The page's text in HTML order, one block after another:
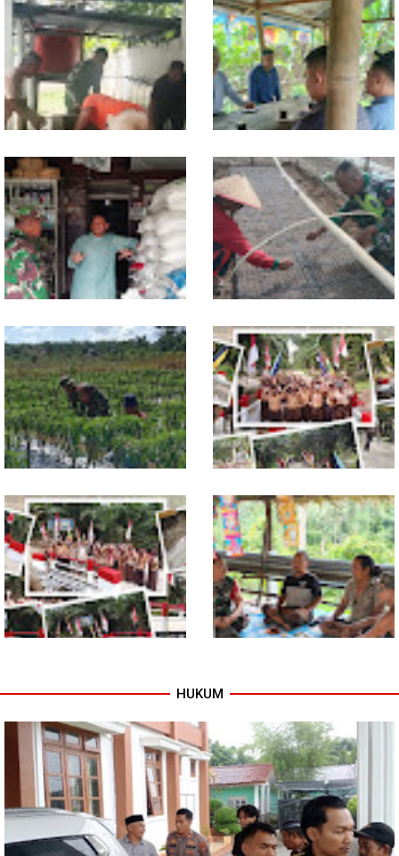
Babinsa Ajak Warga Bergerak,
Penampungan Air Masjid Al
Hikmah Dibersihkan
Jelang Seleksi Komcad, Plh.
Pasiter Kodim
0118/Subulussalam Bekali
Pemuda dengan Motivasi
Komsos dengan Pedagang,
Babinsa Rundeng Cek
Ketersediaan Pupuk bagi
Petani
Dukung Petani, Babinsa Turun
Langsung Semai Bibit
Semangka di Sikalondang
Babinsa Dampingi Petani
Rawat Cabai, Dukung
Ketahanan Pangan
Tuntas Dibangun, Jembatan
Garuda Perkuat Konektivitas
Teladan Baru–Kuala Kepeng
TNI dan Warga Tuntaskan
Ekonomi Kian Terbuka
Warung Kopi Jadi Ruang
Jaga Keamanan Lingkungan
HUKUM